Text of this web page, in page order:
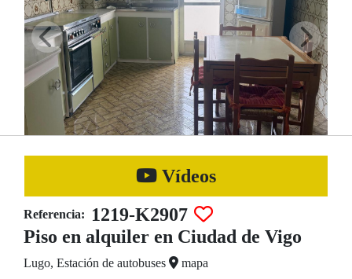
Vídeos
Referencia:
1219-K2907
Piso en alquiler en Ciudad de Vigo
Lugo, Estación de autobuses mapa